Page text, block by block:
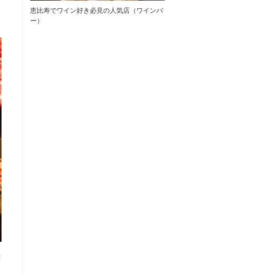
恵比寿でワイン好き必見の人気店（ワインバ
ー）